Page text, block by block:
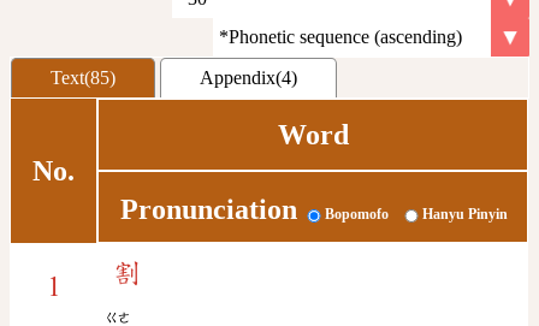
Text(85) Appendix(4)
No.
Word
Pronunciation Bopomofo Hanyu Pinyin
1 割
ㄍㄜ